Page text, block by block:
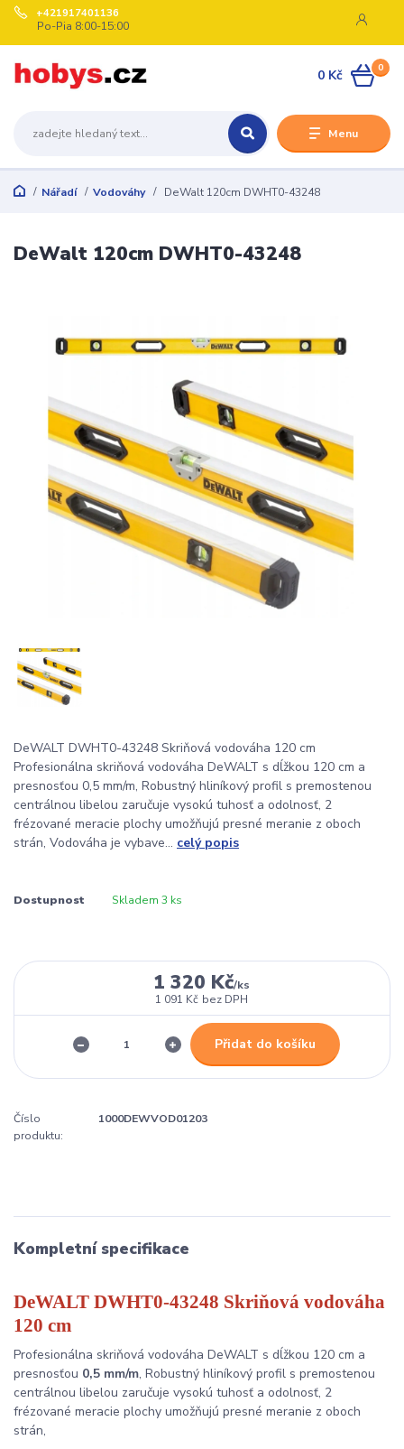
Menu
+421917401136
Po-Pia 8:00-15:00
0
0 Kč
Nářadí Vodováhy DeWalt 120cm DWHT0-43248
DeWalt 120cm DWHT0-43248
DeWALT DWHT0-43248 Skriňová vodováha 120 cm
Profesionálna skriňová vodováha DeWALT s dĺžkou 120 cm a
presnosťou 0,5 mm/m, Robustný hliníkový profil s premostenou
centrálnou libelou zaručuje vysokú tuhosť a odolnosť, 2
frézované meracie plochy umožňujú presné meranie z oboch
strán, Vodováha je vybave... celý popis
Dostupnost Skladem 3 ks
1 320 Kč/ks
1 091 Kč bez DPH
Přidat do košíku
Číslo
produktu:
1000DEWVOD01203
Kompletní specifikace
DeWALT DWHT0-43248 Skriňová vodováha
120 cm
Profesionálna skriňová vodováha DeWALT s dĺžkou 120 cm a
presnosťou 0,5 mm/m, Robustný hliníkový profil s premostenou
centrálnou libelou zaručuje vysokú tuhosť a odolnosť, 2
frézované meracie plochy umožňujú presné meranie z oboch
strán,